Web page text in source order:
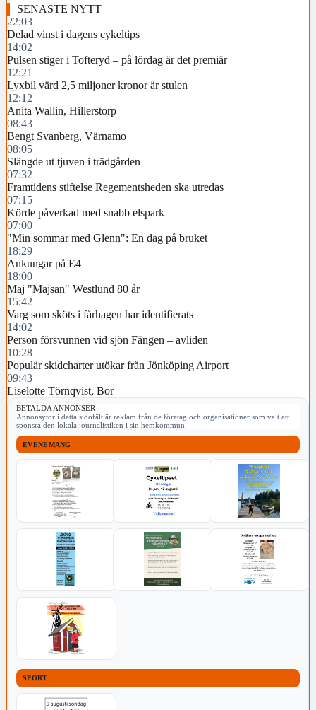
SENASTE NYTT
22:03
Delad vinst i dagens cykeltips
14:02
Pulsen stiger i Tofteryd – på lördag är det premiär
12:21
Lyxbil värd 2,5 miljoner kronor är stulen
12:12
Anita Wallin, Hillerstorp
08:43
Bengt Svanberg, Värnamo
08:05
Slängde ut tjuven i trädgården
07:32
Framtidens stiftelse Regementsheden ska utredas
07:15
Körde påverkad med snabb elspark
07:00
"Min sommar med Glenn": En dag på bruket
18:29
Ankungar på E4
18:00
Maj "Majsan" Westlund 80 år
15:42
Varg som sköts i fårhagen har identifierats
14:02
Person försvunnen vid sjön Fängen – avliden
10:28
Populär skidcharter utökar från Jönköping Airport
09:43
Liselotte Törnqvist, Bor
BETALDA ANNONSER
Annonsytor i detta sidofält är reklam från de företag och organisationer som valt att
sponsra den lokala journalistiken i sin hemkommun.
EVENEMANG
SPORT